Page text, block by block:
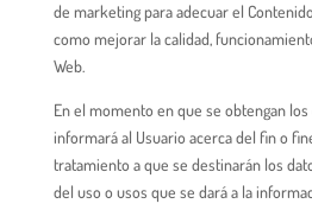
de marketing para adecuar el
como mejorar la calidad,
Web.
En el momento en que se obtengan
informará al Usuario acerca del fin o
tratamiento a que se destinarán los
del uso o usos que se dará a la